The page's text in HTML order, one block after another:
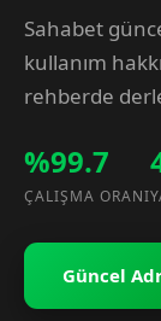
Sahabet
kullanım
rehberde
%99.7
ÇALIŞMA ORANI
Güncel